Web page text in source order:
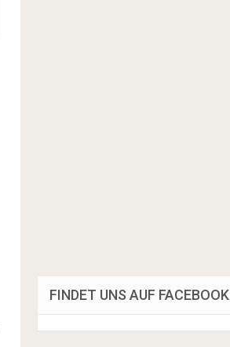
FINDET UNS AUF FACEBOOK